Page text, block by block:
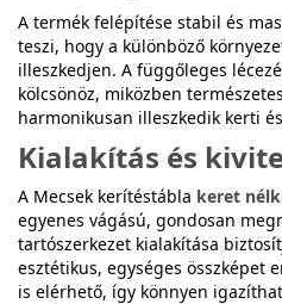
A termék felépítése stabil és
teszi, hogy a különböző
illeszkedjen. A függőleges
kölcsönöz, miközben
harmonikusan illeszkedik kerti
Kialakítás és
A Mecsek kerítéstábla keret
egyenes vágású, gondosan
tartószerkezet kialakítása
esztétikus, egységes összképet
is elérhető, így könnyen